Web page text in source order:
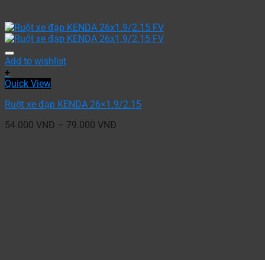
Add to wishlist
+
Quick View
Ruột xe đạp KENDA 26×1.9/2.15
54.000 VNĐ – 79.000 VNĐ